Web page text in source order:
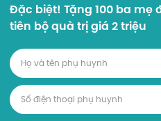
Đặc biệt! Tặng 100 ba mẹ
tiên bộ quà trị giá 2 triệu